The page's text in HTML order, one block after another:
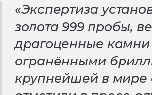
«Экспертиза
золота 999 пробы,
драгоценные камни
огранёнными
крупнейшей в мире